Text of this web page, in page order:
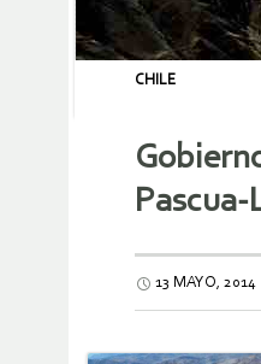
CHILE
Pascua-
13 MAYO, 2014